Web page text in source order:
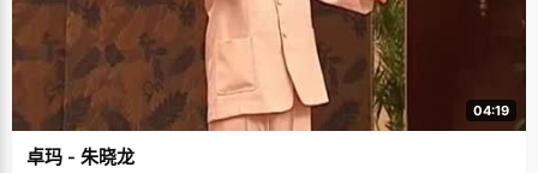
04:19
卓玛 - 朱晓龙